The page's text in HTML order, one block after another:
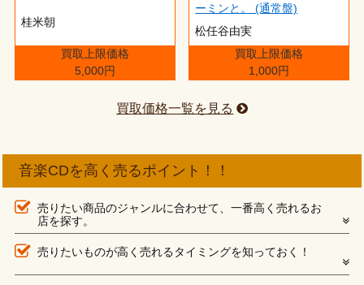
桂米朝
買取上限価格
5,000円
ーミンと。 (通常盤)
松任谷由実
買取上限価格
1,000円
買取価格一覧を見る
音楽CDを高く売るポイント！！
売りたい商品のジャンルに合わせて、一番高く売れるお
店を探す。
売りたいものが高く売れるタイミングを知っておく！